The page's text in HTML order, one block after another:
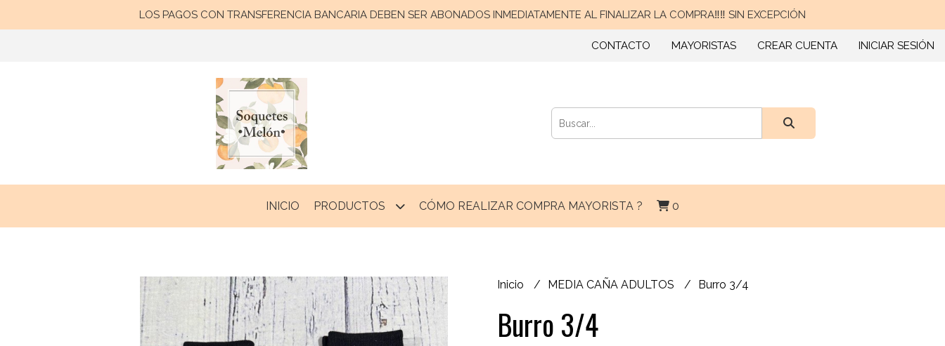
LOS PAGOS CON TRANSFERENCIA BANCARIA DEBEN SER ABONADOS INMEDIATAMENTE AL FINALIZAR LA COMPRA‼️‼️ SIN EXCEPCIÓN
CONTACTO MAYORISTAS CREAR CUENTA INICIAR SESIÓN
INICIO PRODUCTOS CÓMO REALIZAR COMPRA MAYORISTA ? 0
Inicio MEDIA CAÑA ADULTOS Burro 3/4
Burro 3/4